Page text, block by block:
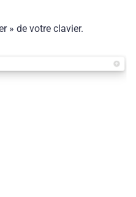
» de votre clavier.